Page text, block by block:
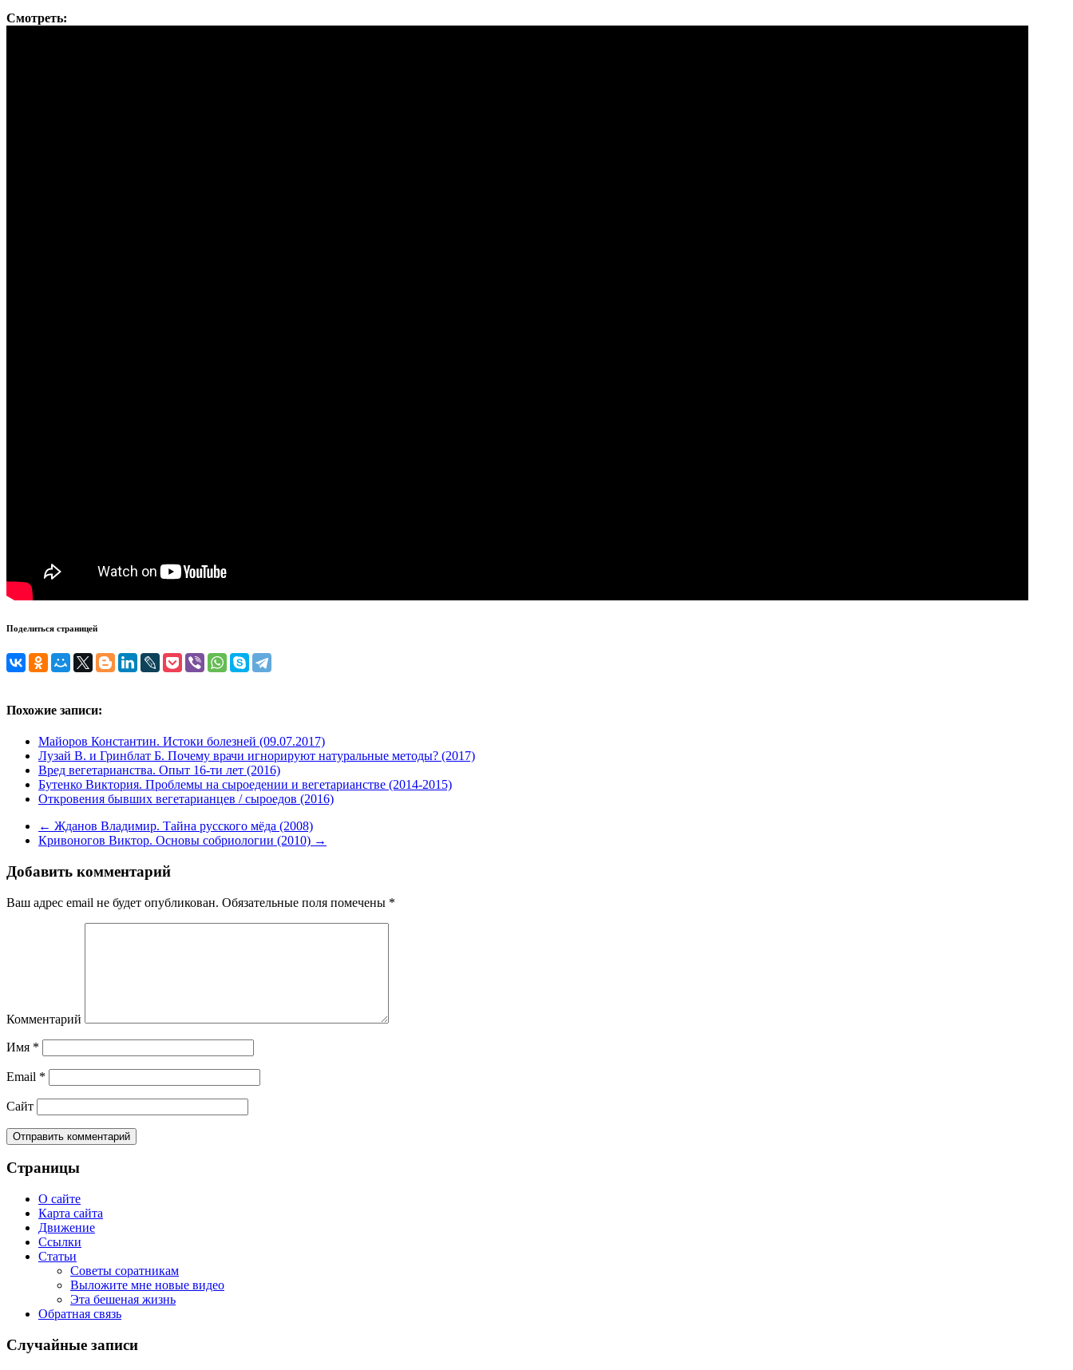
Смотреть:
Поделиться страницей
Похожие записи:
Майоров Константин. Истоки болезней (09.07.2017)
Лузай В. и Гринблат Б. Почему врачи игнорируют натуральные методы? (2017)
Вред вегетарианства. Опыт 16-ти лет (2016)
Бутенко Виктория. Проблемы на сыроедении и вегетарианстве (2014-2015)
Откровения бывших вегетарианцев / сыроедов (2016)
← Жданов Владимир. Тайна русского мёда (2008)
Кривоногов Виктор. Основы собриологии (2010) →
Добавить комментарий
Ваш адрес email не будет опубликован. Обязательные поля помечены *
Комментарий
Имя *
Email *
Сайт
Страницы
О сайте
Карта сайта
Движение
Ссылки
Статьи
Советы соратникам
Выложите мне новые видео
Эта бешеная жизнь
Обратная связь
Случайные записи